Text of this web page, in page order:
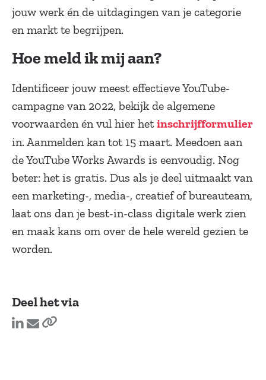
jouw werk én de uitdagingen van je categorie
en markt te begrijpen.
Hoe meld ik mij aan?
Identificeer jouw meest effectieve YouTube-
campagne van 2022, bekijk de algemene
voorwaarden én vul hier hetinschrijfformulier
in. Aanmelden kan tot 15 maart. Meedoen aan
de YouTube Works Awards is eenvoudig. Nog
beter: het is gratis. Dus als je deel uitmaakt van
een marketing-, media-, creatief of bureauteam,
laat ons dan je best-in-class digitale werk zien
en maak kans om over de hele wereld gezien te
worden.
Deel het via